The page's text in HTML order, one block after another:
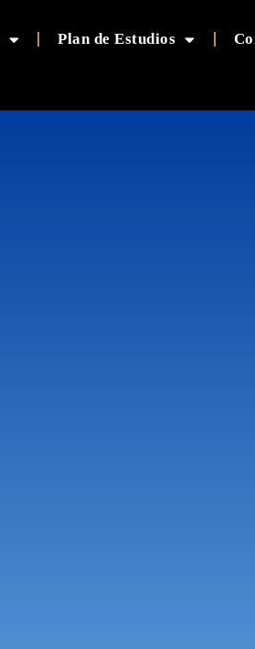
Plan de Estudios